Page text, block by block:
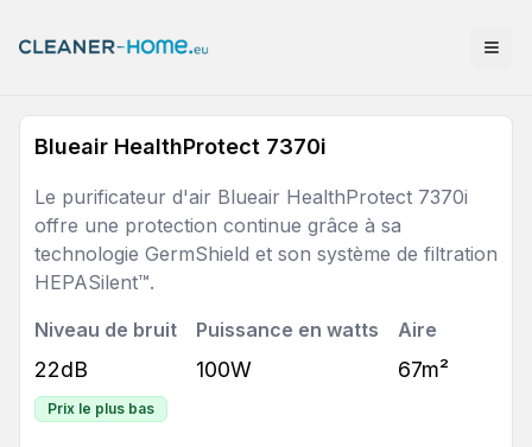
Blueair HealthProtect 7370i
Le purificateur d'air Blueair HealthProtect 7370i
offre une protection continue grâce à sa
technologie GermShield et son système de filtration
HEPASilent™.
Niveau de bruit
22dB
Puissance en watts
100W
Aire
67m²
Prix le plus bas